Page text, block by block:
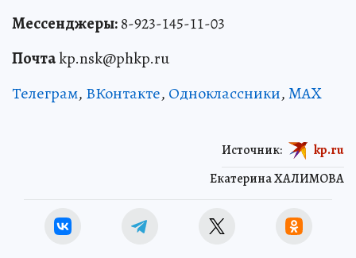
Мессенджеры:8-923-145-11-03
Почтаkp.nsk@phkp.ru
Телеграм, ВКонтакте, Одноклассники,MAX
Екатерина ХАЛИМОВА
Источник: kp.ru